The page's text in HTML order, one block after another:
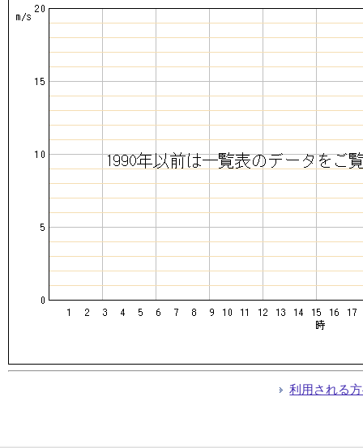
利用される